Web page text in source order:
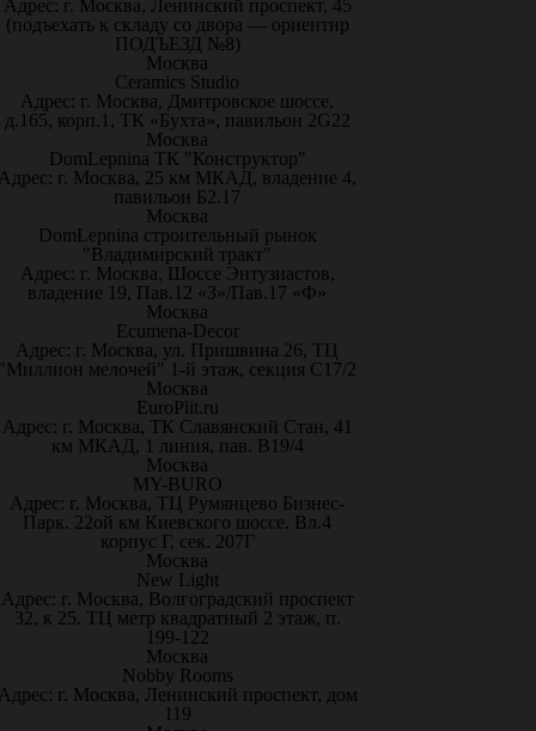
Адрес: г. Москва, Ленинский проспект, 45
(подъехать к складу со двора — ориентир
ПОДЪЕЗД №8)
Москва
Ceramics Studio
Адрес: г. Москва, Дмитровское шоссе,
д.165, корп.1, ТК «Бухта», павильон 2G22
Москва
DomLepnina ТК "Конструктор"
г. Москва, 25 км МКАД, владение 4,
павильон Б2.17
Москва
DomLepnina строительный рынок
"Владимирский тракт"
Адрес: г. Москва, Шоссе Энтузиастов,
владение 19, Пав.12 «З»/Пав.17 «Ф»
Москва
Ecumena-Decor
Адрес: г. Москва, ул. Пришвина 26, ТЦ
мелочей" 1-й этаж, секция С17/2
Москва
EuroPlit.ru
Адрес: г. Москва, ТК Славянский Стан, 41
км МКАД, 1 линия, пав. В19/4
Москва
MY-BURO
Адрес: г. Москва, ТЦ Румянцево Бизнес-
Парк. 22ой км Киевского шоссе. Вл.4
корпус Г, сек. 207Г
Москва
New Light
Адрес: г. Москва, Волгоградский проспект
32, к 25. ТЦ метр квадратный 2 этаж, п.
199-122
Москва
Nobby Rooms
г. Москва, Ленинский проспект, дом
119